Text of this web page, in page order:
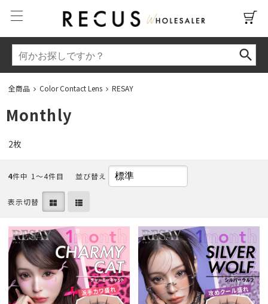
全商品 Color Contact Lens RESAY
Monthly
2枚
4件中 1〜4件目 並び替え
表示切替